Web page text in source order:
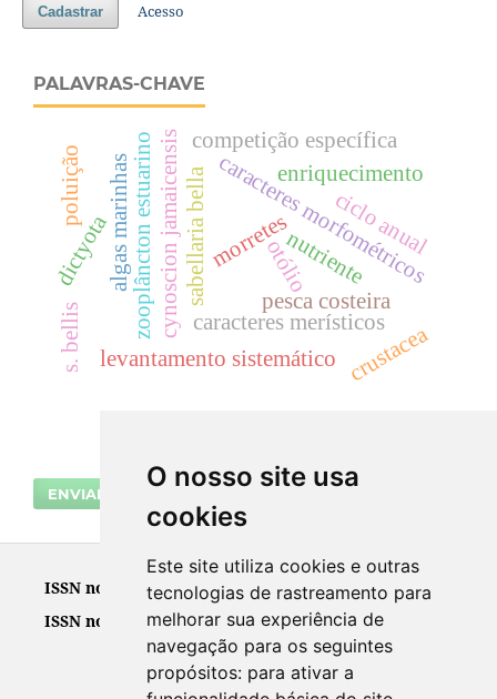
O nosso site usa
cookies
Este site utiliza cookies e outras
tecnologias de rastreamento para
melhorar sua experiência de
navegação para os seguintes
propósitos: para ativar a
Cadastrar Acesso
PALAVRAS-CHAVE
pesca costeira
morretes
cynoscion jamaicensis caracteres morfométricos
caracteres merísticos
competição específica
nutriente
enriquecimento
levantamento sistemático
zooplâncton estuarino ciclo anual
sabellaria bella otólio
algas marinhas
dictyota
s. bellis
poluição
crustacea
ENVIAR SUBMISSÃO
ISSN no suporte impresso0102-6224
ISSN no suporte eletrônico 2965-6265